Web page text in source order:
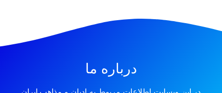
درباره ما